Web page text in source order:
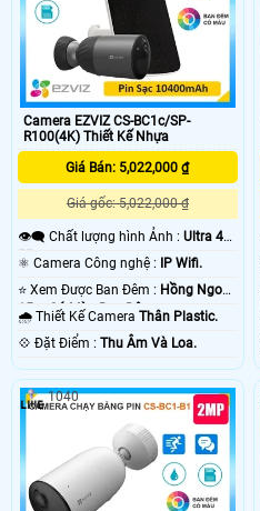
Camera EZVIZ CS-BC1c/SP-
R100(4K) Thiết Kế Nhựa
Giá Bán: 5,022,000 ₫
Giá gốc: 5,022,000 ₫
👁️‍🗨 Chất lượng hình Ảnh : Ultra 4k
👍🏾 .
⚛️ Camera Công nghệ : IP Wifi.
⭐ Xem Được Ban Đêm : Hồng Ngoại
15m Có Màu Ban Ðêm.
🌧️ Thiết Kế Camera Thân Plastic.
️💠 Đặt Điểm : Thu Âm Và Loa.
1040